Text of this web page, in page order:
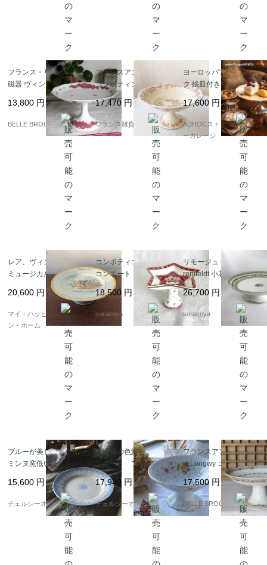
ムのケーキ、インテリアとして飾るだけでも、日々の景色が
本ページでは、アンティークモールならではの選定基準で集
めた、個性豊かなコンポート皿をご紹介します。暮らしの中
で長く寄り添う、とっておきの一枚をお探しください。
フランス・リモージュ
磁器 ヴィンテージ コン
ポティエ / 12角形の高
台皿 ピンクの花模様 Li
moges Unique｜フラ
ンス発送（到着まで2-3
13,800 円
BELLE BROCANTE
フランスアンティーク
コンポティエ｜ロンシ
ャン「LONGCHAMP」
アンティーク陶磁器｜1
9世紀末～20世紀初頭
17,470 円
フランス雑貨chouchou
ヨーロッパアンティー
ク 絵皿付きケーキスタ
ンド ? 可憐な情景を映
す、ティータイムのた
めの小さな舞台 ?
17,600 円
ADHOCストア・イエロ
ーガレージ
レア、ヴィンテージ、
ミュージカル・ケーキ
スタンド「ワイディコ
ム・フェア」 イギリス
民謡｜1930年代｜イギ
リス発送（到着まで1-2
20,600 円
マイ・ハッピー・ロンド
ン・ホーム
コンポティエ 小さな
コンポート ビレロイ＆
ボッホ ノエル クリ
スマスプレート villeroy
18,500 円
soracoya
リモージュ Charles Ah
remfeldt 小花ブーケの
コンポティエ Limoges
コンポート 15TWf12
26,700 円
soracoya
ブルーが美しいサルグ
ミンヌ窯低いコンポテ
ィエ（皿） フランス
アンティーク食器
15,600 円
チェルシーオールド
花模様の色鮮やかなコ
ンポート フランスア
ンティーク食器 花
器 陶器
17,940 円
チェルシーオールド
フランスアンティーク
★Longwy コンポート
皿 コンポティエ｜フラ
ンス発送（到着まで2-3
週間）
17,500 円
BELLE BROCANTE